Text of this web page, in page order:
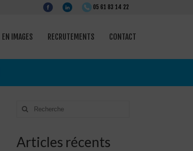
EN IMAGES RECRUTEMENTS CONTACT
Rechercher
Articles récents